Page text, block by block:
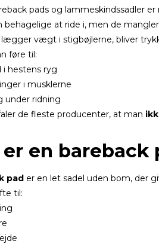
pads og lammeskindssadler
behagelige at ride i, men de
vægt i stigbøjlerne, bliver
føre til:
ryg
i musklerne
ridning
de fleste producenter, at man
en bareback
pad er en let sadel uden bom, der
til: